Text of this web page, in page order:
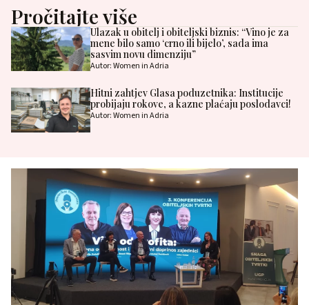
Pročitajte više
Ulazak u obitelj i obiteljski biznis: “Vino je za
mene bilo samo ‘crno ili bijelo’, sada ima
sasvim novu dimenziju”
Autor: Women in Adria
Hitni zahtjev Glasa poduzetnika: Institucije
probijaju rokove, a kazne plaćaju poslodavci!
Autor: Women in Adria